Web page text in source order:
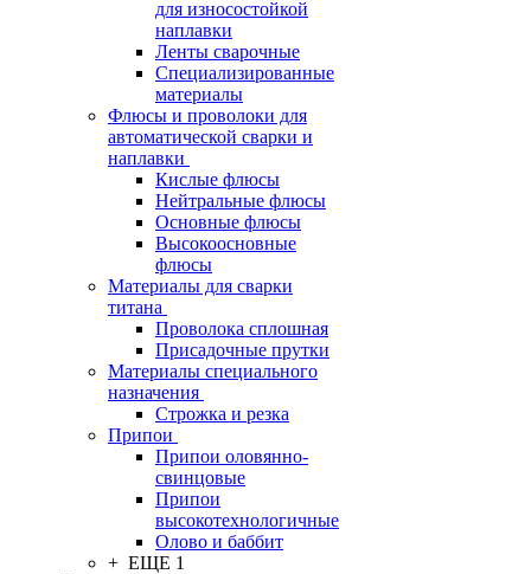
для износостойкой
наплавки
Ленты сварочные
Специализированные
материалы
Флюсы и проволоки для
автоматической сварки и
наплавки
Кислые флюсы
Нейтральные флюсы
Основные флюсы
Высокоосновные
флюсы
Материалы для сварки
титана
Проволока сплошная
Присадочные прутки
Материалы специального
назначения
Строжка и резка
Припои
Припои оловянно-
свинцовые
Припои
высокотехнологичные
Олово и баббит
+ ЕЩЕ 1